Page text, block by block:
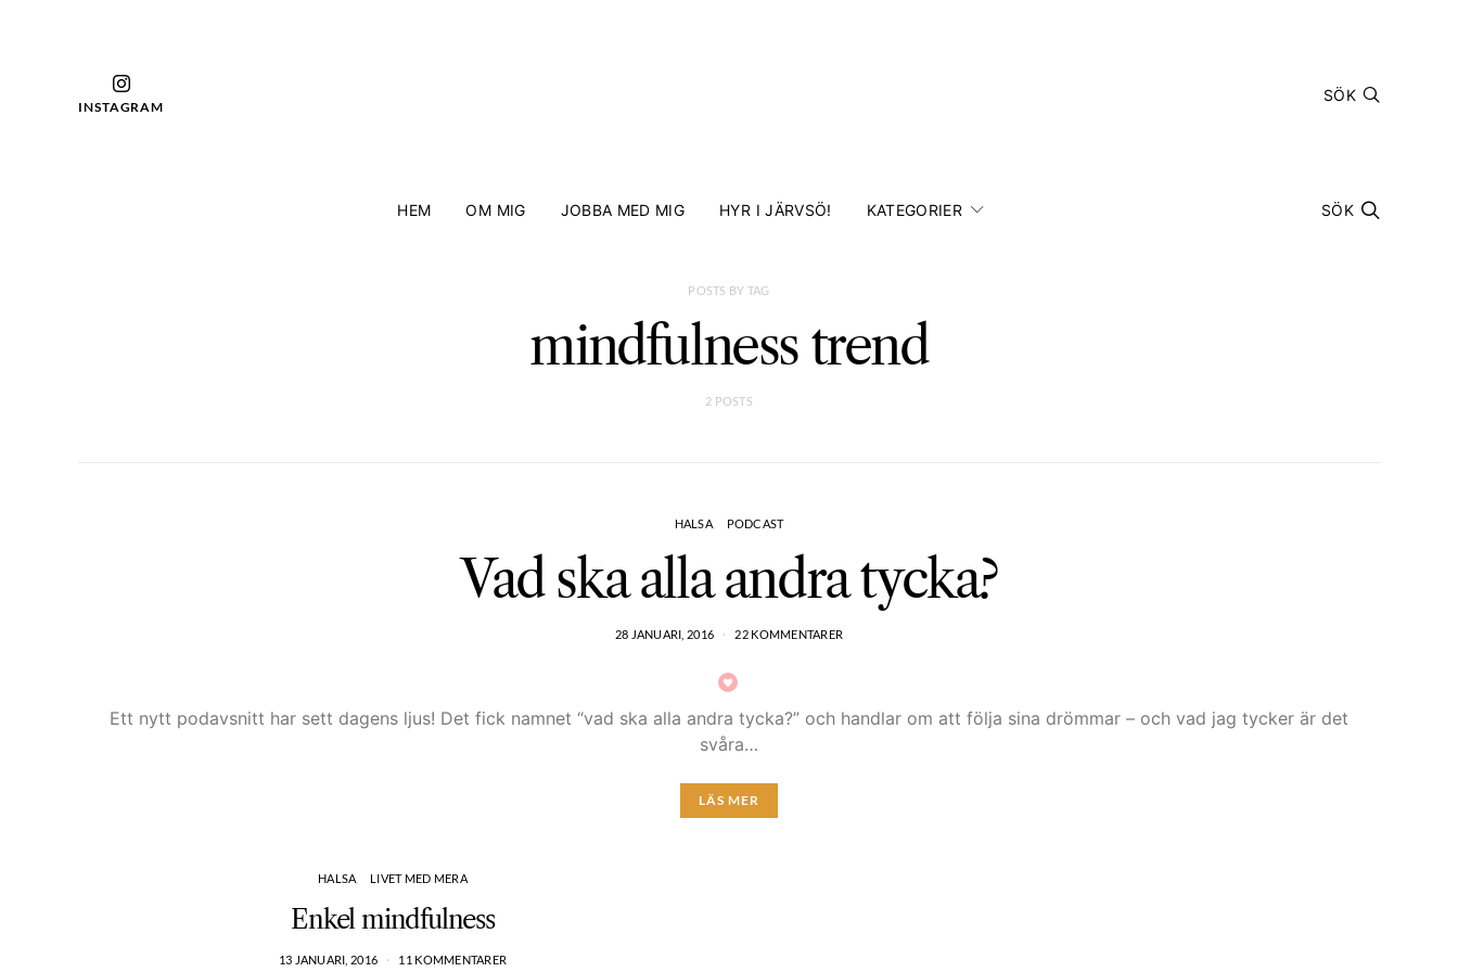
INSTAGRAM
SÖK
HEM OM MIG JOBBA MED MIG HYR I JÄRVSÖ! KATEGORIER SÖK
POSTS BY TAG
mindfulness trend
2 POSTS
HALSA PODCAST
Vad ska alla andra tycka?
28 JANUARI, 2016 22 KOMMENTARER
Ett nytt podavsnitt har sett dagens ljus! Det fick namnet “vad ska alla andra tycka?” och handlar om att följa sina drömmar – och vad jag tycker är det
svåra…
LÄS MER
HALSA LIVET MED MERA
Enkel mindfulness
13 JANUARI, 2016 11 KOMMENTARER